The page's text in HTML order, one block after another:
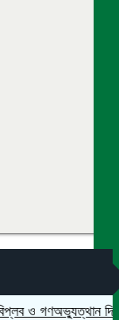
ও গণঅভ্যুত্থান দিবস